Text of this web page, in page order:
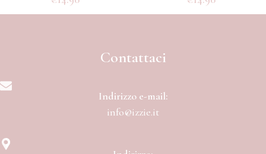
Contattaci
Indirizzo e-mail:
info@izzie.it